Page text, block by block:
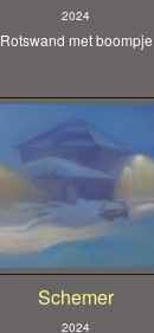
2024
Rotswand met boompje
Schemer
2024